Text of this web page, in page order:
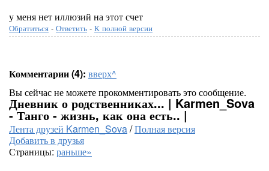
у меня нет иллюзий на этот счет
Обратиться - Ответить - К полной версии
Комментарии (4): вверх^
Вы сейчас не можете прокомментировать это сообщение.
Дневник о родственниках... | Karmen_Sova
- Танго - жизнь, как она есть.. |
Лента друзей Karmen_Sova/Полная версия
Добавить в друзья
Страницы: раньше»